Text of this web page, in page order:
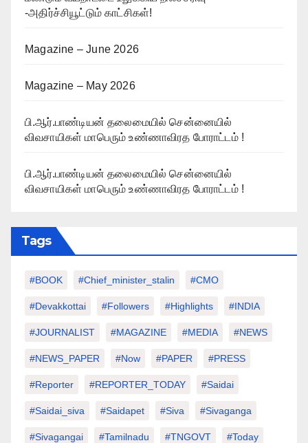
-அதிர்ச்சியூட்டும் காட்சிகள்!
Magazine – June 2026
Magazine – May 2026
பி.ஆர்.பாண்டியன் தலைமையில் சென்னையில்
விவசாயிகள் மாபெரும் உண்ணாவிரத போராட்டம் !
பி.ஆர்.பாண்டியன் தலைமையில் சென்னையில்
விவசாயிகள் மாபெரும் உண்ணாவிரத போராட்டம் !
Tags
#BOOK #chief_minister_stalin #CMO
#devakkottai #followers #highlights #INDIA
#JOURNALIST #MAGAZINE #MEDIA #NEWS
#NEWS_PAPER #Now #PAPER #PRESS
#Reporter #REPORTER_TODAY #saidai
#saidai_siva #saidapet #Siva #Sivaganga
#sivagangai #tamilnadu #TNGOVT #today